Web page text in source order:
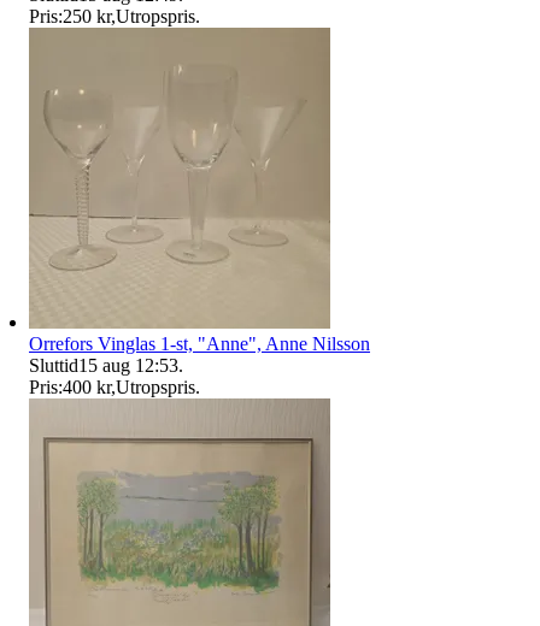
Pris:250 kr,Utropspris.
Orrefors Vinglas 1-st, "Anne", Anne Nilsson
Sluttid15 aug 12:53.
Pris:400 kr,Utropspris.